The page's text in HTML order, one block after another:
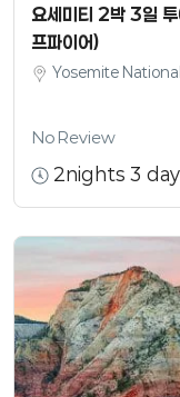
요세미티 2박 3일
프파이어)
Yosemite
No Review
2nights 3